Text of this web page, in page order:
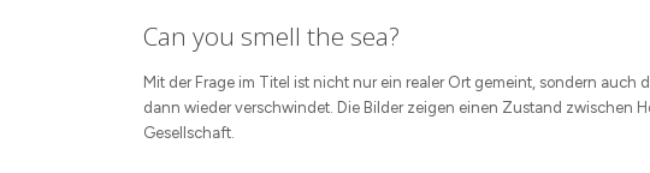
Can you smell the sea?
Mit der Frage im Titel ist nicht nur ein realer Ort gemeint, sondern
dann wieder verschwindet. Die Bilder zeigen einen Zustand
Gesellschaft.